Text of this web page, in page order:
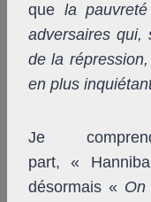
que la
adversaires qui,
de la
en plus
Je
part, «
désormais «